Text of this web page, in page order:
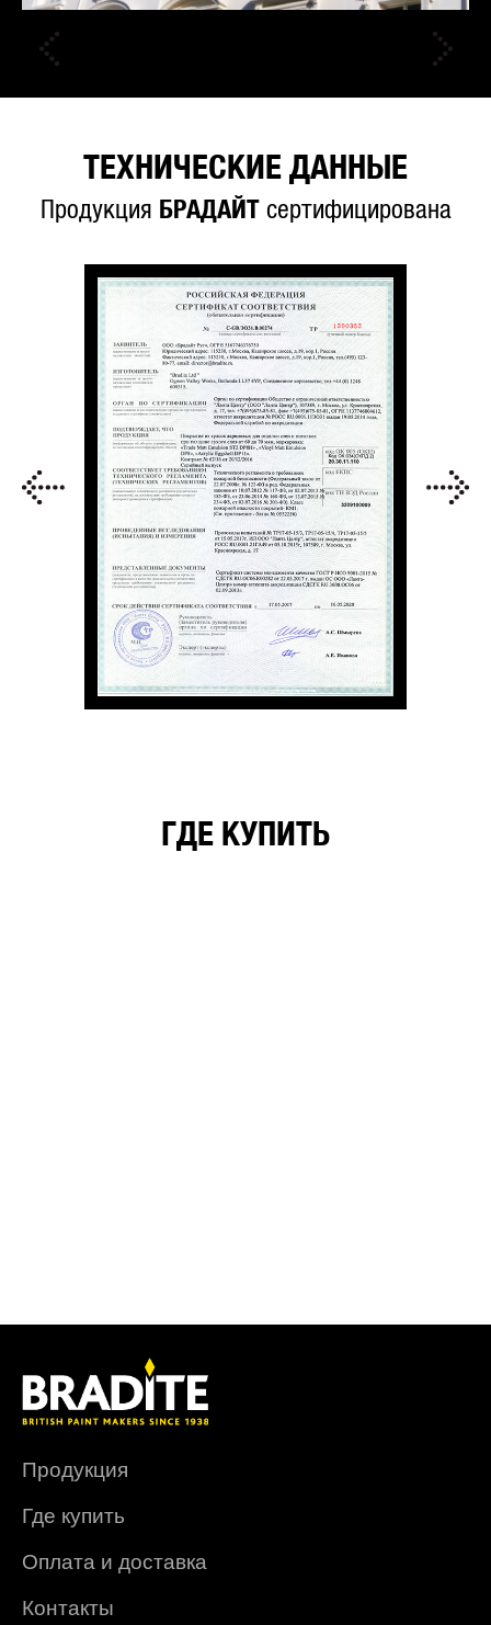
ТЕХНИЧЕСКИЕ ДАННЫЕ
Продукция БРАДАЙТсертифицирована
ГДЕ КУПИТЬ
Продукция
Где купить
Оплата и доставка
Контакты